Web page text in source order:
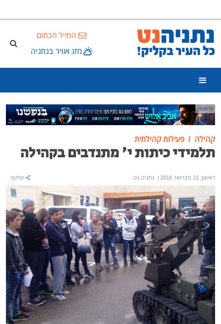
המייל הכתום
מזג אוויר בנתניה
פרסומת
קהילה פעילות קהילתית
תלמידי כיתות י' מתנדבים בקהילה
ראשון, 21 פברואר 2016 / נתניה נט שיתוף